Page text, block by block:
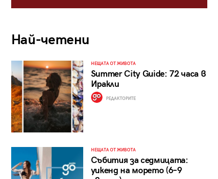
Най-четени
НЕЩАТА ОТ ЖИВОТА
Summer City Guide: 72 часа в
Иракли
РЕДАКТОРИТЕ
НЕЩАТА ОТ ЖИВОТА
Събития за седмицата:
уикенд на морето (6–9